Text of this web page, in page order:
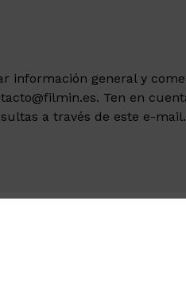
información general y
Ten en
a través de este e-mail.